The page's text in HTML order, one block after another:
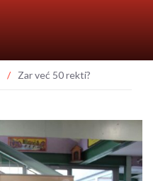
/ Zar već 50 rekti?